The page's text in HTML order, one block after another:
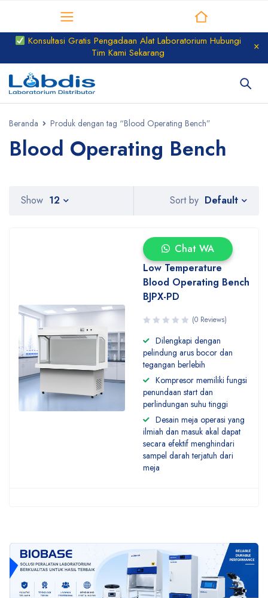
Konsultasi Gratis Pengadaan Alat Laboratorium Hubungi
Tim Kami Sekarang
Beranda Produk dengan tag “Blood Operating Bench”
Blood Operating Bench
Sort by Default
Show 12
Chat WA
Low Temperature
Blood Operating Bench
BJPX-PD
(0 Reviews)
Dilengkapi dengan
pelindung arus bocor dan
tegangan berlebih
Kompresor memiliki fungsi
penundaan start dan
perlindungan suhu tinggi
Desain meja operasi yang
ilmiah dan masuk akal dapat
secara efektif menghindari
sampel darah terjatuh dari
meja